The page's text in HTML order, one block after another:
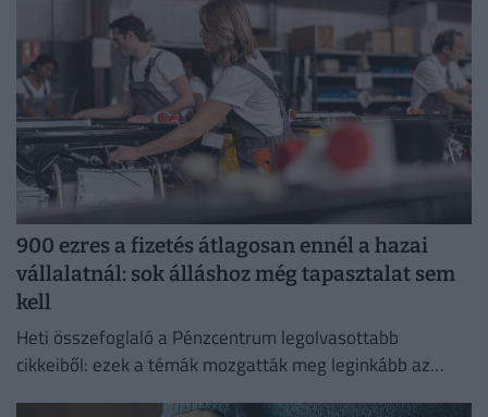
900 ezres a fizetés átlagosan ennél a hazai
vállalatnál: sok álláshoz még tapasztalat sem
kell
Heti összefoglaló a Pénzcentrum legolvasottabb
cikkeiből: ezek a témák mozgatták meg leginkább az